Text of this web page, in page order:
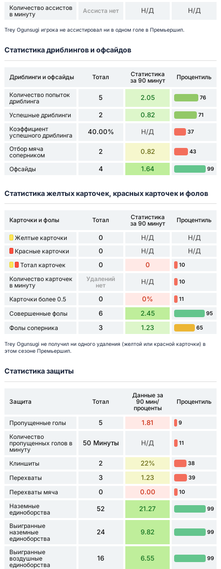
Количество ассистов
в минуту
Ассиста нет Н/Д Н/Д
Trey Ogunsugi игрока не ассистировал ни в одном голе в Премьершип.
Статистика дриблингов и офсайдов
Дриблинги и офсайды Тотал
Статистика
за 90 минут
Процентиль
Количество попыток
дриблинга
5 2.05 76
Успешные дриблинги 2 0.82 71
Коэффициент
успешного дриблинга
40.00% Н/Д 37
Отбор мяча
соперником
2 0.82 43
Офсайды 4 1.64 99
Статистика желтых карточек, красных карточек и фолов
Карточки и фолы Тотал
Статистика
за 90 минут
Процентиль
Желтые карточки 0 Н/Д Н/Д
Красные карточки 0 Н/Д Н/Д
Тотал карточек 0 0 10
Количество карточек
в минуту
Удалений
нет
Н/Д 10
Карточки более 0.5 0 0% 11
Совершенные фолы 6 2.45 95
Фолы соперника 3 1.23 65
Trey Ogunsugi не получил ни одного удаления (желтой или красной карточки) в
этом сезоне Премьершип.
Статистика защиты
Защита Тотал
Данные за
90 мин/
проценты
Процентиль
Пропущенные голы 5 1.81 9
Количество
пропущенных голов в
минуту
50 Минуты Н/Д 11
Клиншиты 2 22% 38
Перехваты 3 1.23 39
Перехваты мяча 0 0.00 10
Наземные
единоборства
52 21.27 99
Выигранные
наземные
единоборства
24 9.82 99
Выигранные
воздушные
единоборства
16 6.55 99